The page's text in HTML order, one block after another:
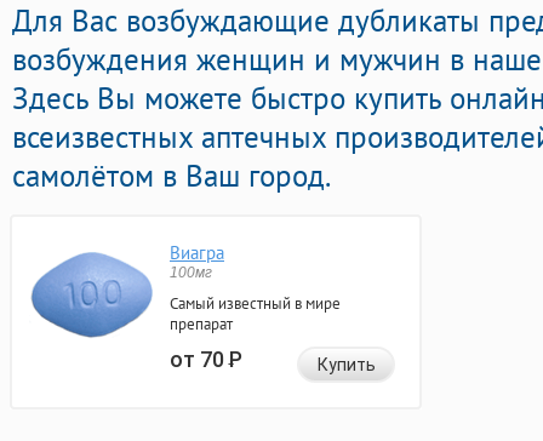
Для Вас возбуждающие дубликаты
возбуждения женщин и мужчин в
Здесь Вы можете быстро купить
всеизвестных аптечных
самолётом в Ваш город.
Виагра
100мг
Самый известный в мире
препарат
от 70Р Купить